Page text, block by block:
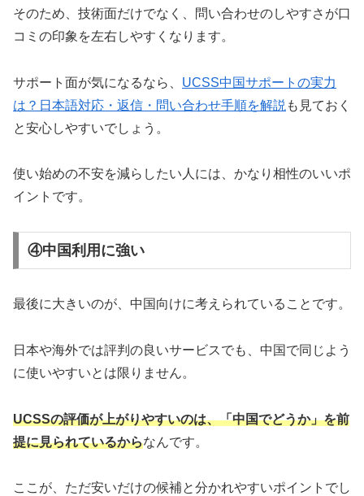
そのため、技術面だけでなく、問い合わせのしやすさが口
コミの印象を左右しやすくなります。
サポート面が気になるなら、 UCSS中国サポートの実力
は？日本語対応・返信・問い合わせ手順を解説 も見ておく
と安心しやすいでしょう。
使い始めの不安を減らしたい人には、かなり相性のいいポ
イントです。
④中国利用に強い
最後に大きいのが、中国向けに考えられていることです。
日本や海外では評判の良いサービスでも、中国で同じよう
に使いやすいとは限りません。
UCSSの評価が上がりやすいのは、「中国でどうか」を前
提に見られているからなんです。
ここが、ただ安いだけの候補と分かれやすいポイントでし